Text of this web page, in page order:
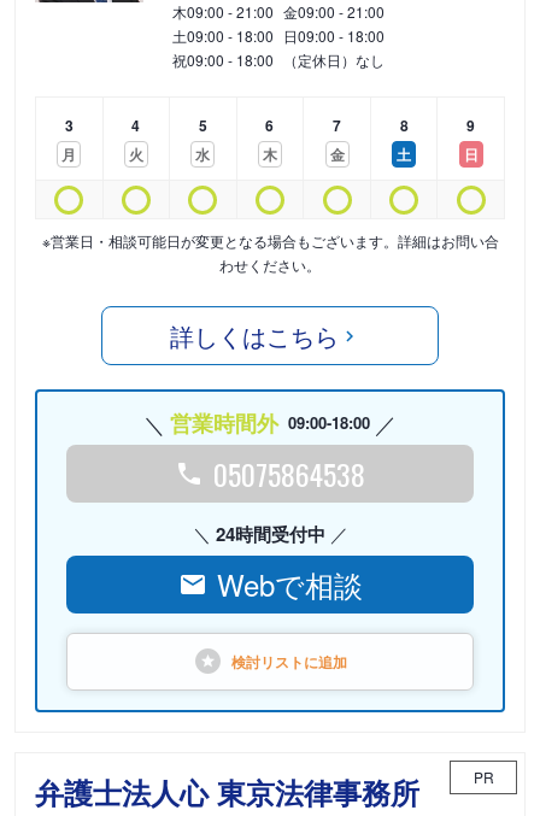
木09:00 - 21:00 金09:00 - 21:00
土09:00 - 18:00 日09:00 - 18:00
祝09:00 - 18:00 （定休日）なし
3
月
4
火
5
水
6
木
7
金
8
土
9
日
※営業日・相談可能日が変更となる場合もございます。詳細はお問い合
わせください。
詳しくはこちら
営業時間外 09:00-18:00
05075864538
24時間受付中
Webで相談
検討リストに追加
弁護士法人心 東京法律事務所 PR